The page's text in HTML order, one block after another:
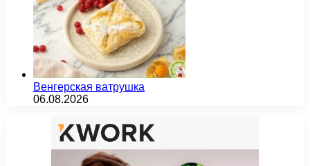
Венгерская ватрушка
06.08.2026